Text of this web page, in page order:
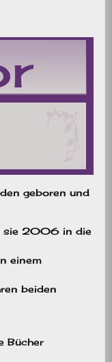
geboren und
sie 2006 in die
einem
beiden
Bücher